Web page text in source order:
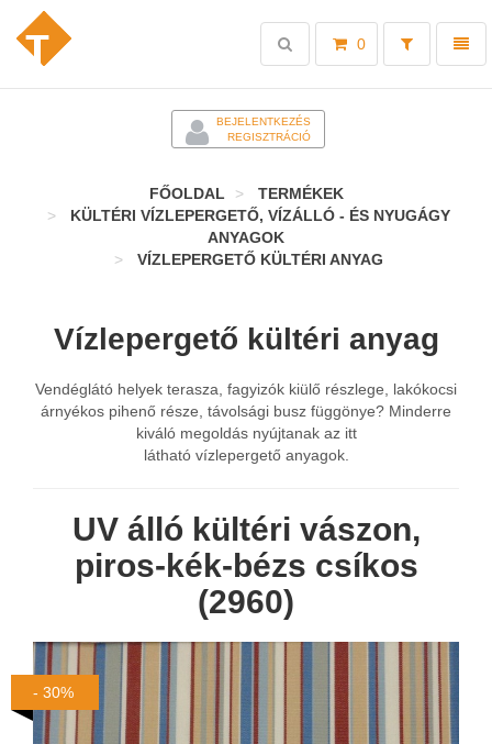
Toggle
0
Toggle
search
BEJELENTKEZÉS
REGISZTRÁCIÓ
FŐOLDAL
TERMÉKEK
KÜLTÉRI VÍZLEPERGETŐ, VÍZÁLLÓ - ÉS NYUGÁGY
ANYAGOK
VÍZLEPERGETŐ KÜLTÉRI ANYAG
Vízlepergető kültéri anyag
Vendéglátó helyek terasza, fagyizók kiülő részlege, lakókocsi
árnyékos pihenő része, távolsági busz függönye? Minderre
kiváló megoldás nyújtanak az itt
látható vízlepergető anyagok.
UV álló kültéri vászon,
piros-kék-bézs csíkos
(2960)
- 30%